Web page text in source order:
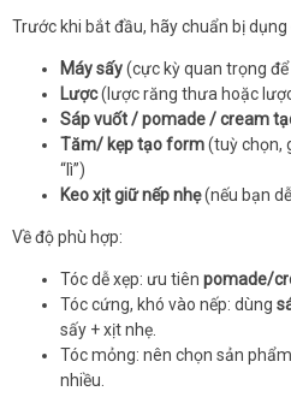
Trước khi bắt đầu, hãy chuẩn bị dụng
Máy sấy(cực kỳ quan trọng
Lược(lược răng thưa hoặc
Sáp vuốt / pomade / cream
Tăm/ kẹp tạo form(tuỳ chọn,
“lì”)
Keo xịt giữ nếp nhẹ(nếu bạn
Về độ phù hợp:
Tóc dễ xẹp: ưu tiên pomade/
Tóc cứng, khó vào nếp: dùng
sấy + xịt nhẹ.
Tóc mỏng: nên chọn sản phẩm
nhiều.